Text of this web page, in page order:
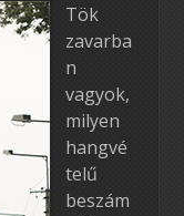
Tök
zavarba
n
vagyok,
milyen
hangvé
telű
beszám